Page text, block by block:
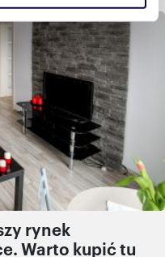
w dowolnej chwili.
treści
i
Informacje o tym, jak
partnerom
i analitycznym.
z innymi danymi
podczas
rynek
Warto kupić tu